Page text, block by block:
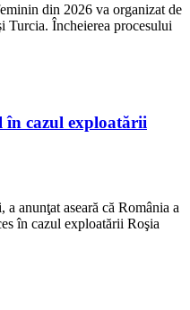
din 2026 va organizat de
Turcia. Încheierea procesului
în cazul exploatării
anunţat aseară că România a
în cazul exploatării Roşia